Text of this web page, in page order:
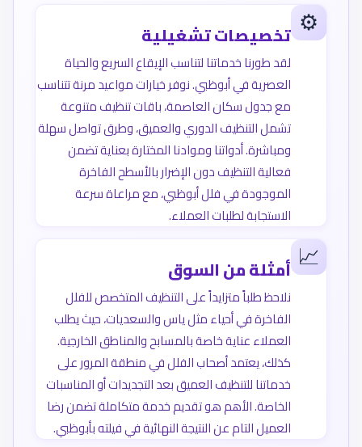
⚙️ تخصيصات تشغيلية
لقد طورنا خدماتنا لتناسب الإيقاع السريع والحياة
العصرية في أبوظبي. نوفر خيارات مواعيد مرنة تتناسب
مع جدول سكان العاصمة، باقات تنظيف متنوعة
تشمل التنظيف الدوري والعميق، وطرق تواصل سهلة
ومباشرة. أدواتنا وموادنا المختارة بعناية تضمن
فعالية التنظيف دون الإضرار بالأسطح الفاخرة
الموجودة في فلل أبوظبي، مع مراعاة سرعة
الاستجابة لطلبات العملاء.
📈 أمثلة من السوق
نلاحظ طلباً متزايداً على التنظيف المتخصص للفلل
الفاخرة في أحياء مثل ياس والسعديات، حيث يطلب
العملاء عناية خاصة بالمسابح والمناطق الخارجية.
كذلك، يعتمد أصحاب الفلل في منطقة المرور على
خدماتنا للتنظيف العميق بعد التجديدات أو المناسبات
الخاصة. الأهم هو تقديم خدمة متكاملة تضمن رضا
العميل التام عن النتيجة النهائية في فيلته بأبوظبي.